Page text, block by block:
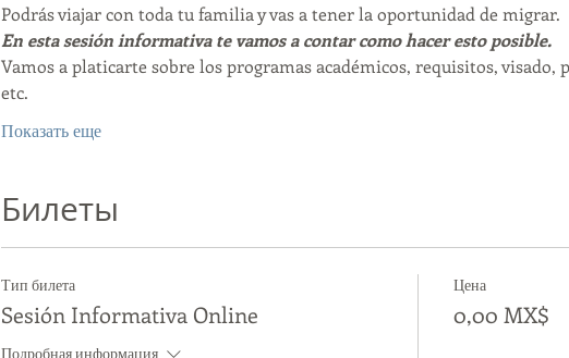
Podrás viajar con toda tu familia y vas a tener la oportunidad de migrar.
En esta sesión informativa te vamos a contar como hacer esto posible.
Vamos a platicarte sobre los programas académicos, requisitos,
etc.
Показать еще
Билеты
Тип билета
Sesión Informativa Online
Подробная информация
Цена
0,00 MX$